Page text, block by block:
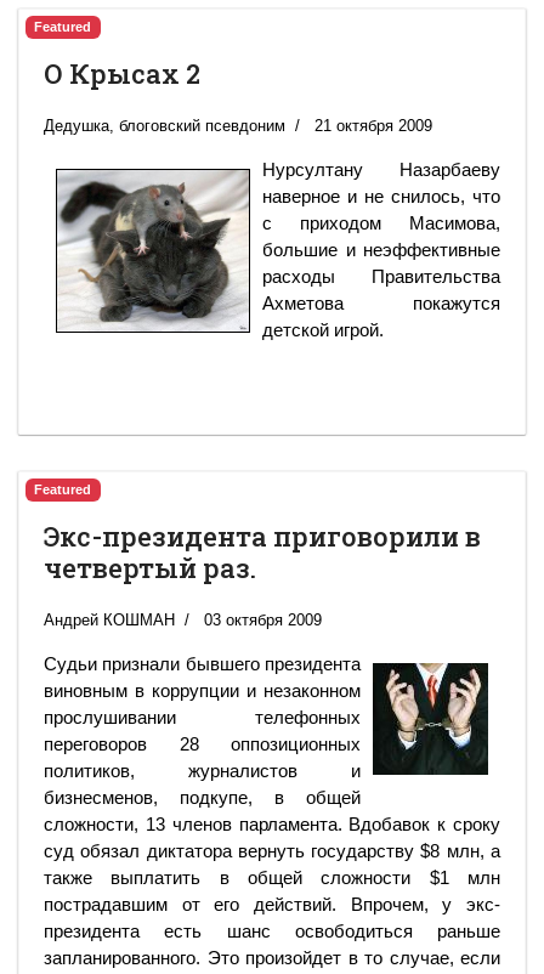
Featured
О Крысах 2
Дедушка, блоговский псевдоним 21 октября 2009
Нурсултану Назарбаеву
наверное и не снилось, что
с приходом Масимова,
большие и неэффективные
расходы Правительства
Ахметова покажутся
детской игрой.
Featured
Экс-президента приговорили в
четвертый раз.
Андрей КОШМАН 03 октября 2009
Судьи признали бывшего президента
виновным в коррупции и незаконном
прослушивании телефонных
переговоров 28 оппозиционных
политиков, журналистов и
бизнесменов, подкупе, в общей
сложности, 13 членов парламента. Вдобавок к сроку
суд обязал диктатора вернуть государству $8 млн, а
также выплатить в общей сложности $1 млн
пострадавшим от его действий. Впрочем, у экс-
президента есть шанс освободиться раньше
запланированного. Это произойдет в то случае, если